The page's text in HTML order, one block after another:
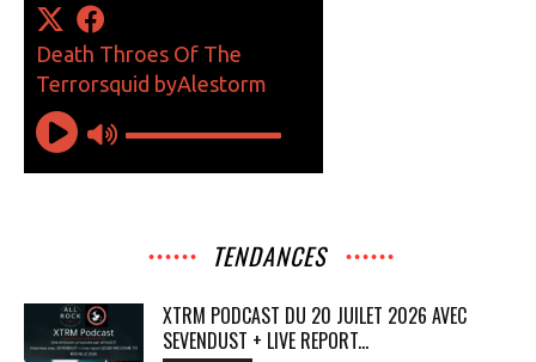
TENDANCES
XTRM PODCAST DU 20 JUILET 2026 AVEC
SEVENDUST + LIVE REPORT...